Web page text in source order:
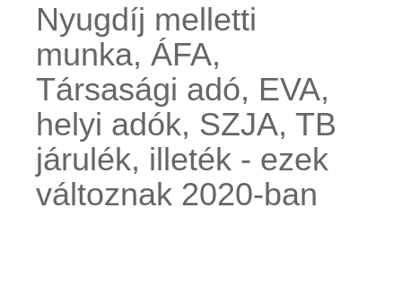
Nyugdíj melletti
munka, ÁFA,
Társasági adó, EVA,
helyi adók, SZJA, TB
járulék, illeték - ezek
változnak 2020-ban